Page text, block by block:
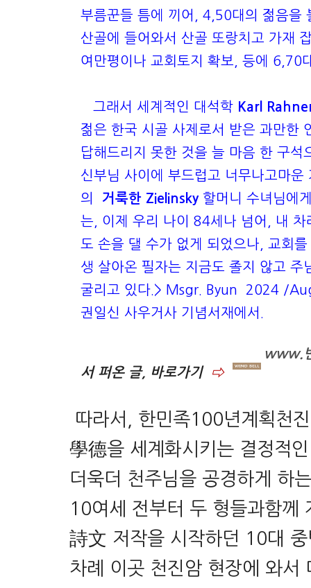
부름꾼들 틈에 끼어, 4,50대의 젊음을
산골에 들어와서 산골 또랑치고 가재
여만평이나 교회토지 확보, 등에 6,70
그래서 세계적인 대석학 Karl
젊은 한국 시골 사제로서 받은 과만한
답해드리지 못한 것을 늘 마음 한 구
신부님 사이에 부드럽고 너무나고마
의 거룩한 Zielinsky 할머니 수녀님에
는, 이제 우리 나이 84세나 넘어, 내
도 손을 댈 수가 없게 되었으나, 교회
생 살아온 필자는 지금도 졸지 않고
굴리고 있다.> Msgr. Byun 2024 /
권일신 사우거사 기념서재에서.
www.
서 퍼온 글, 바로가기 ⇨
따라서, 한민족100년계획천
學德을 세계화시키는 결정적
더욱더 천주님을 공경하게 하
10여세 전부터 두 형들과함께
詩文 저작을 시작하던 10대
차례 이곳 천진암 현장에 와서